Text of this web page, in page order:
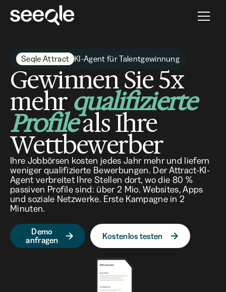
Seqle Attract KI-Agent für Talentgewinnung
Gewinnen Sie 5x
mehr qualifizierte
Profileals Ihre
Wettbewerber
Ihre Jobbörsen kosten jedes Jahr mehr und liefern
weniger qualifizierte Bewerbungen. Der Attract-KI-
Agent verbreitet Ihre Stellen dort, wo die 80 %
passiven Profile sind: über 2 Mio. Websites, Apps
und soziale Netzwerke. Erste Kampagne in 2
Minuten.
Demo
anfragen
Kostenlos testen